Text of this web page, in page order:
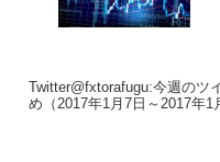
Twitter@fxtorafugu:今週のツ
め（2017年1月7日～2017年1